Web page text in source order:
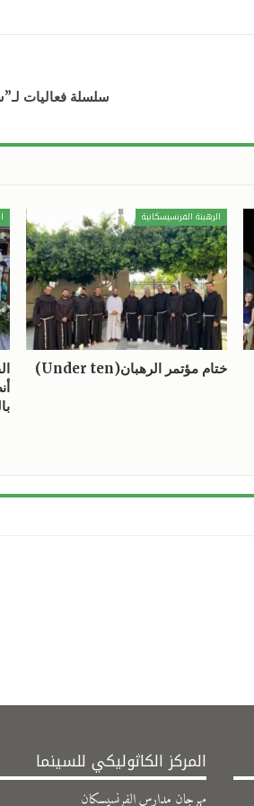
سلسلة فعاليات
الرهبنة الفرنسيسكانية
ختام مؤتمر الرهبان(Under ten)
المركز الكاثوليكي للسينما
مهرجان مدارس الفرنسيسكان